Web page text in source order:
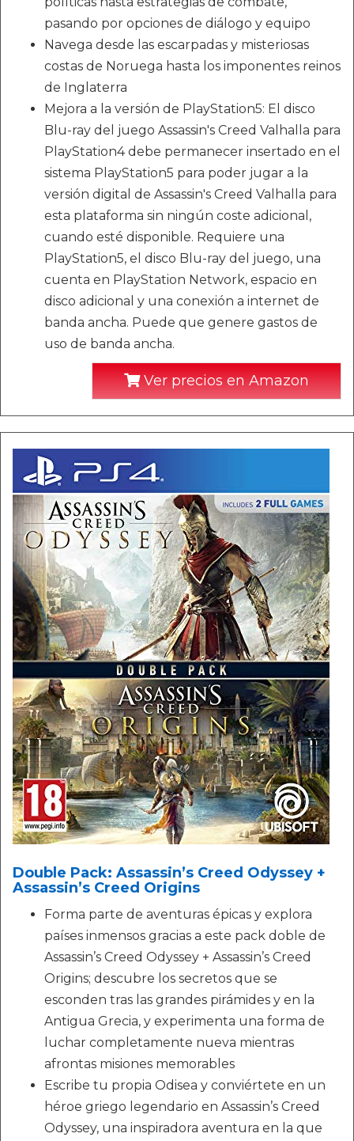
pasando por opciones de diálogo y equipo
Navega desde las escarpadas y misteriosas
costas de Noruega hasta los imponentes reinos
de Inglaterra
Mejora a la versión de PlayStation5: El disco
Blu-ray del juego Assassin's Creed Valhalla para
PlayStation4 debe permanecer insertado en el
sistema PlayStation5 para poder jugar a la
versión digital de Assassin's Creed Valhalla para
esta plataforma sin ningún coste adicional,
cuando esté disponible. Requiere una
PlayStation5, el disco Blu-ray del juego, una
cuenta en PlayStation Network, espacio en
disco adicional y una conexión a internet de
banda ancha. Puede que genere gastos de
uso de banda ancha.
Ver precios en Amazon
Double Pack: Assassin’s Creed Odyssey +
Assassin’s Creed Origins
Forma parte de aventuras épicas y explora
países inmensos gracias a este pack doble de
Assassin’s Creed Odyssey + Assassin’s Creed
Origins; descubre los secretos que se
esconden tras las grandes pirámides y en la
Antigua Grecia, y experimenta una forma de
luchar completamente nueva mientras
afrontas misiones memorables
Escribe tu propia Odisea y conviértete en un
héroe griego legendario en Assassin’s Creed
Odyssey, una inspiradora aventura en la que